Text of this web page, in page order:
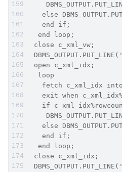
else
   end if;
  end loop;
close c_xml_vw;
open c_xml_idx;
  loop
fetch c_xml_idx
exit when
if
else
   end if;
  end loop;
close c_xml_idx;